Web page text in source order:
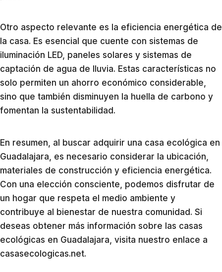
Otro aspecto relevante es la eficiencia energética de
la casa. Es esencial que cuente con sistemas de
iluminación LED, paneles solares y sistemas de
captación de agua de lluvia. Estas características no
solo permiten un ahorro económico considerable,
sino que también disminuyen la huella de carbono y
fomentan la sustentabilidad.
En resumen, al buscar adquirir una casa ecológica en
Guadalajara, es necesario considerar la ubicación,
materiales de construcción y eficiencia energética.
Con una elección consciente, podemos disfrutar de
un hogar que respeta el medio ambiente y
contribuye al bienestar de nuestra comunidad. Si
deseas obtener más información sobre las casas
ecológicas en Guadalajara, visita nuestro enlace a
casasecologicas.net.